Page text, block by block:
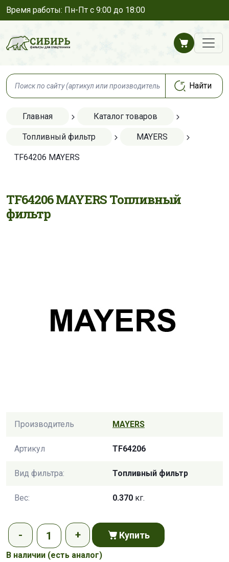
Время работы: Пн-Пт с 9:00 до 18:00
Главная Каталог товаров
Топливный фильтр MAYERS
TF64206 MAYERS
TF64206 MAYERS Топливный
фильтр
Производитель MAYERS
Артикул TF64206
Вид фильтра: Топливный фильтр
Вес: 0.370 кг.
Купить
В наличии (есть аналог)